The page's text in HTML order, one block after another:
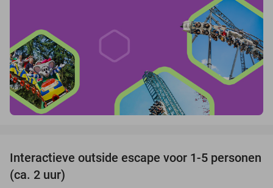
27%
Interactieve outside escape voor 1-5 personen
(ca. 2 uur)